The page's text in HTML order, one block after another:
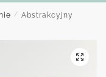
/ Abstrakcyjny